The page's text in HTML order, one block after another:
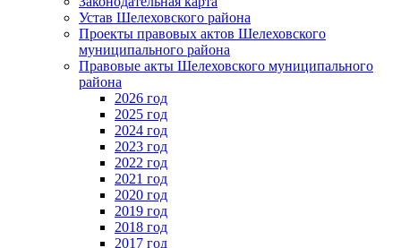
Устав Шелеховского района
Проекты правовых актов Шелеховского
муниципального района
Правовые акты Шелеховского муниципального
района
2026 год
2025 год
2024 год
2023 год
2022 год
2021 год
2020 год
2019 год
2018 год
2017 год